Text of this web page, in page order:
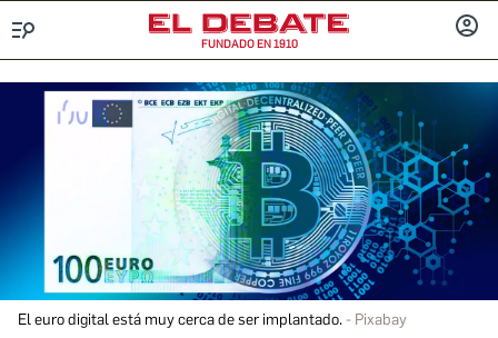
FUNDADO EN 1910
El euro digital está muy cerca de ser implantado. Pixabay